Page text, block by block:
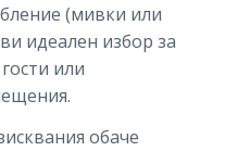
(мивки или
идеален избор за
или
обаче